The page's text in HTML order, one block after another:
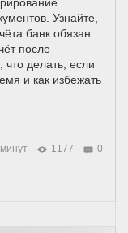
Узнайте,
банк обязан
после
что делать, если
и как избежать
1177 0